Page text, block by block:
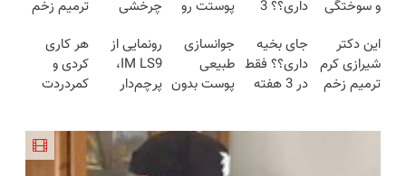
و سوختگی
هفته!!😍
داری؟؟ 3
محوش کن!
پوستت رو
میکنه
جوون شدی
خرید
چرخشی
فقط امروز
حراج شد🔥
پرداخت
ترمیم زخم
ساخت!!!
این دکتر
شیرازی کرم
ترمیم زخم
جای بخیه
داری؟؟ فقط
در 3 هفته
جوانسازی
طبیعی
پوست بدون
خرید با
تخفیف ویژه
رونمایی از
IM LS9،
پرچم‌دار
بازار ایران
هر کاری
کردی و
کمردردت
پرسشنامه و
دریافت راه